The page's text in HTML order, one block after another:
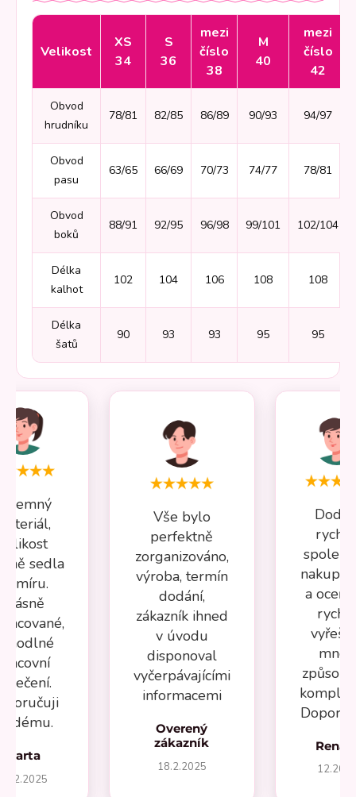
Velikost
XS
34
S
36
mezi
číslo
38
M
40
mezi
číslo
42
Obvod
hrudníku
78/81 82/85 86/89 90/93 94/97
Obvod
pasu
63/65 66/69 70/73 74/77 78/81
Obvod
boků
88/91 92/95 96/98 99/101 102/104
Délka
kalhot
102 104 106 108 108
Délka
šatů
90 93 93 95 95
sedla
míru.
Krásně
Marta
Vše bylo
perfektně
zorganizováno,
výroba, termín
dodání,
zákazník ihned
v úvodu
disponoval
vyčerpávajícími
informacemi
Overený
zákazník
18.2.2025
a
mnou